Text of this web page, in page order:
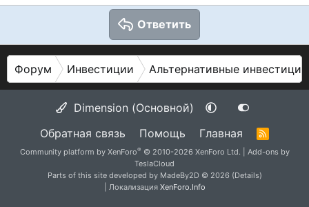
Ответить
Форум Инвестиции Альтернативные инвестиции
Dimension (Основной)
Обратная связь
Помощь Главная
S
Community platform by XenForo® © 2010-2026 XenForo Ltd.
Add-ons by
TeslaCloud
Parts of this site developed by MadeBy2D © 2026 (Details)
| Локализация XenForo.Info